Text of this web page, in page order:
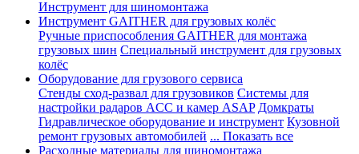
Инструмент для шиномонтажа
Инструмент GAITHER для грузовых колёс
Ручные приспособления GAITHER для монтажа
грузовых шин Специальный инструмент для грузовых
колёс
Оборудование для грузового сервиса
Стенды сход-развал для грузовиков Системы для
настройки радаров ACC и камер ASAP Домкраты
Гидравлическое оборудование и инструмент Кузовной
ремонт грузовых автомобилей ... Показать все
Расходные материалы для шиномонтажа